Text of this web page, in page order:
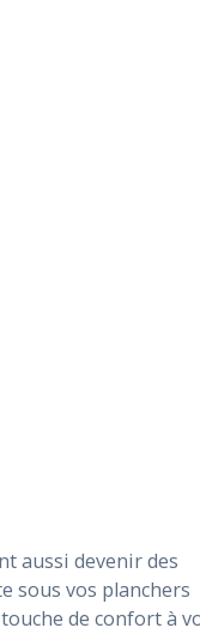
aussi devenir des
sous vos planchers
de confort à